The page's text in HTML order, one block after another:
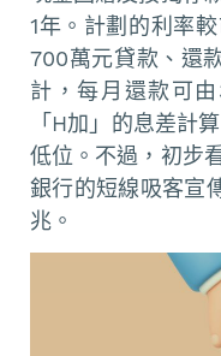
1年。計劃的利率
700萬元貸款、還
計，每月還款可
「H加」的息差計
低位。不過，初步
銀行的短線吸客宣
兆。